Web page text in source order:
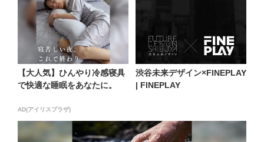
【大人気】ひんやり冷感寝具
で快適な睡眠をあなたに。
AD(アイリスプラザ)
渋谷未来デザイン×FINEPLAY
| FINEPLAY